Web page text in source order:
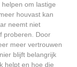
om lastige
houvast kan
neemt niet
proberen. Door
meer vertrouwen
blijft belangrijk
helpt en hoe die